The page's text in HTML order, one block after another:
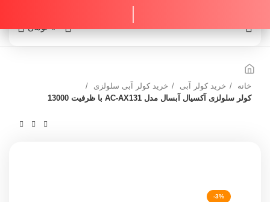
تومان 0
خانه خرید کولر آبی
خرید کولر آبی سلولزی
کولر سلولزی آکسیال آبسال مدل AC-AX131 با ظرفیت 13000
-3%